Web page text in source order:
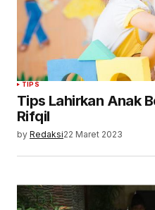
TIPS
Tips Lahirkan Anak
Rifqil
by Redaksi22 Maret 2023